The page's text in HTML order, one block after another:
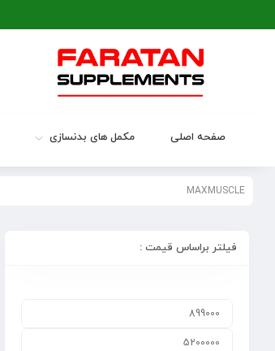
صفحه اصلی مکمل های بدنسازی
MAXMUSCLE
فیلتر براساس قیمت :